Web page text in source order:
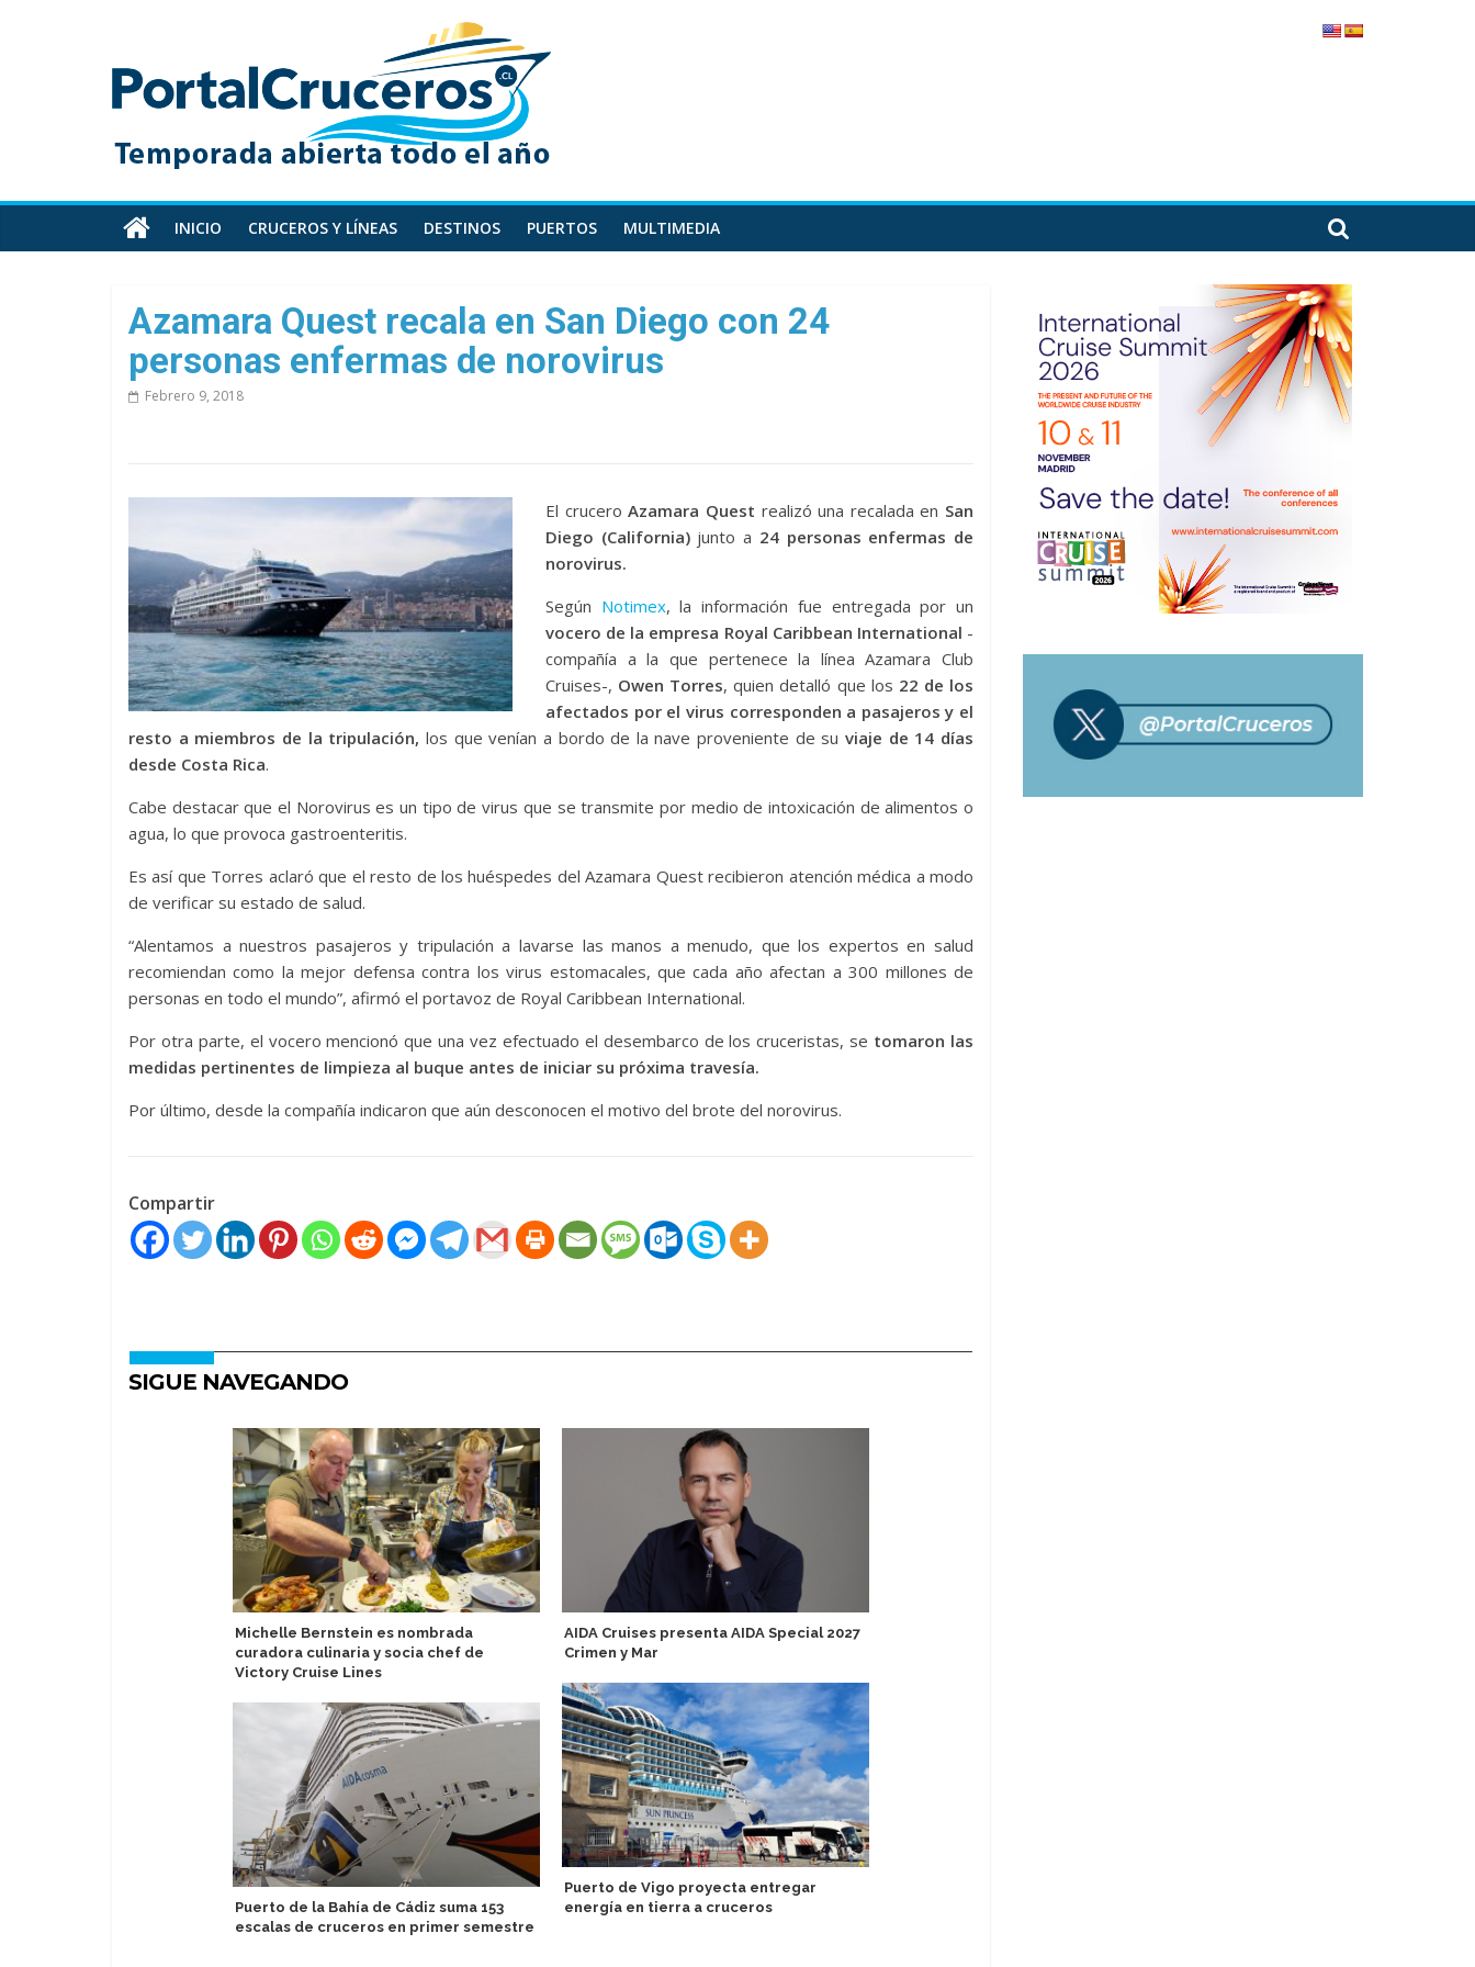
PortalCruceros
Toda
información
cruceros
en
un
sitio
INICIO CRUCEROS Y LÍNEAS DESTINOS PUERTOS MULTIMEDIA
Azamara Quest recala en San Diego con 24
personas enfermas de norovirus
Febrero 9, 2018
El cruceroAzamara Quest realizó una recalada en San
Diego (California)junto a 24 personas enfermas de
norovirus.
Según Notimex, la información fue entregada por un
vocero de la empresa Royal Caribbean International -
compañía a la que pertenece la línea Azamara Club
Cruises-, Owen Torres, quien detalló que los 22 de los
afectados por el virus corresponden a pasajeros y el
resto a miembros de la tripulación, los que venían a bordo de la nave proveniente de suviaje de 14 días
desde Costa Rica.
Cabe destacar que el Norovirus es un tipo de virus que se transmite por medio de intoxicación de alimentos o
agua, lo que provoca gastroenteritis.
Es así que Torres aclaró que el resto de los huéspedes del Azamara Quest recibieron atención médica a modo
de verificar su estado de salud.
“Alentamos a nuestros pasajeros y tripulación a lavarse las manos a menudo, que los expertos en salud
recomiendan como la mejor defensa contra los virus estomacales, que cada año afectan a 300 millones de
personas en todo el mundo”, afirmó el portavoz de Royal Caribbean International.
Por otra parte, el vocero mencionó que una vez efectuado el desembarco de los cruceristas, se tomaron las
medidas pertinentes de limpieza al buque antes de iniciar su próxima travesía.
Por último, desde la compañía indicaron que aún desconocen el motivo del brote del norovirus.
Compartir
SIGUE NAVEGANDO
Michelle Bernstein es nombrada
curadora culinaria y socia chef de
Victory Cruise Lines
Puerto de la Bahía de Cádiz suma 153
escalas de cruceros en primer semestre
AIDA Cruises presenta AIDA Special 2027
Crimen y Mar
Puerto de Vigo proyecta entregar
energía en tierra a cruceros